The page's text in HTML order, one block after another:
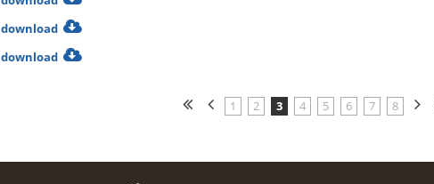
download
download
1 2 3 4 5 6 7 8